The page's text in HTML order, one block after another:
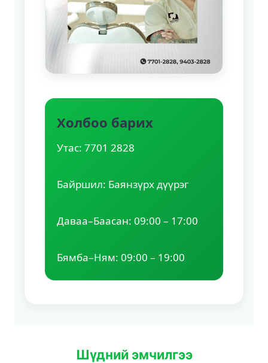
Холбоо барих
Утас: 7701 2828
Байршил: Баянзүрх дүүрэг
Даваа–Баасан: 09:00 – 17:00
Бямба–Ням: 09:00 – 19:00
Шүдний эмчилгээ